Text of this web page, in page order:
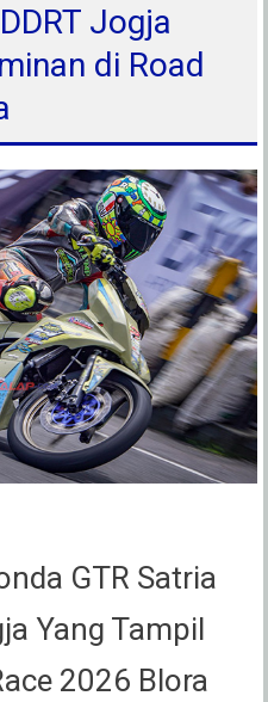
Jogja
di Road
GTR Satria
Yang Tampil
2026 Blora